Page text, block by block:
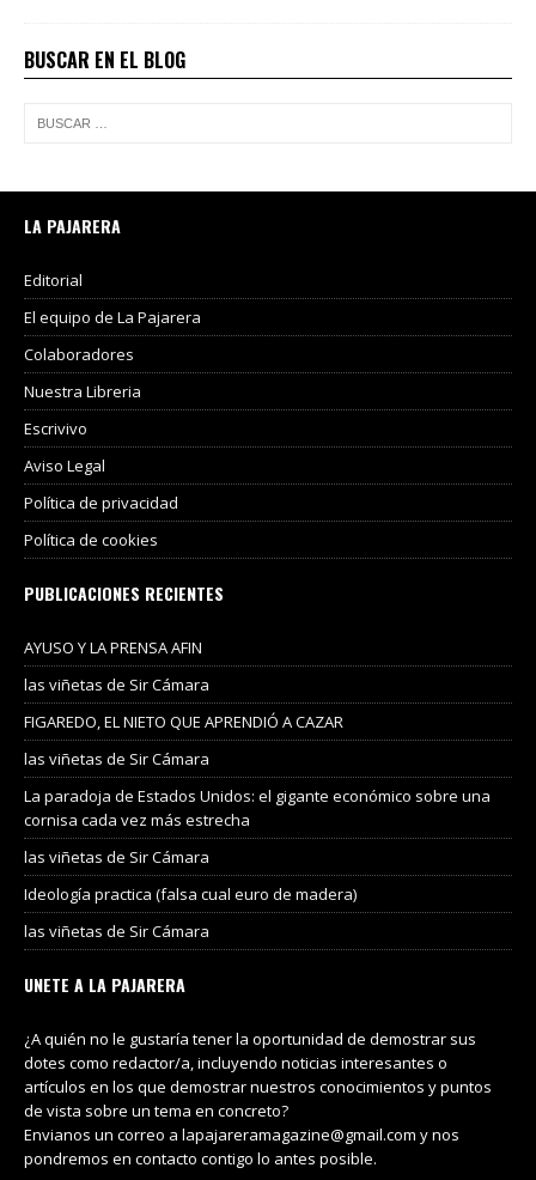
BUSCAR EN EL BLOG
LA PAJARERA
Editorial
El equipo de La Pajarera
Colaboradores
Nuestra Libreria
Escrivivo
Aviso Legal
Política de privacidad
Política de cookies
PUBLICACIONES RECIENTES
AYUSO Y LA PRENSA AFIN
las viñetas de Sir Cámara
FIGAREDO, EL NIETO QUE APRENDIÓ A CAZAR
las viñetas de Sir Cámara
La paradoja de Estados Unidos: el gigante económico sobre una
cornisa cada vez más estrecha
las viñetas de Sir Cámara
Ideología practica (falsa cual euro de madera)
las viñetas de Sir Cámara
UNETE A LA PAJARERA
¿A quién no le gustaría tener la oportunidad de demostrar sus
dotes como redactor/a, incluyendo noticias interesantes o
artículos en los que demostrar nuestros conocimientos y puntos
de vista sobre un tema en concreto?
Envianos un correo a lapajareramagazine@gmail.com y nos
pondremos en contacto contigo lo antes posible.